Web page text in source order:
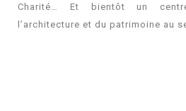
Charité… Et bientôt un
l’architecture et du patrimoine au